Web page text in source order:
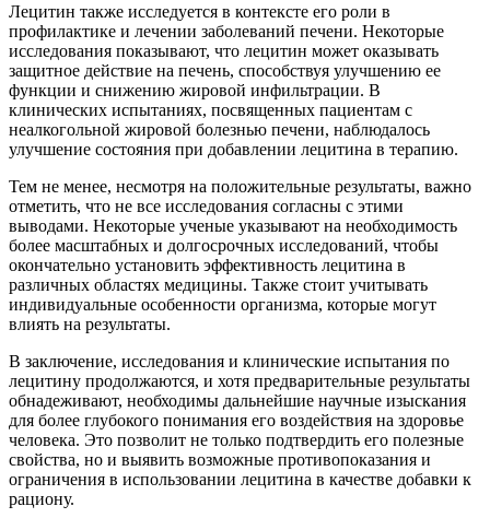
Лецитин также исследуется в контексте его роли в
профилактике и лечении заболеваний печени. Некоторые
исследования показывают, что лецитин может оказывать
защитное действие на печень, способствуя улучшению ее
функции и снижению жировой инфильтрации. В
клинических испытаниях, посвященных пациентам с
неалкогольной жировой болезнью печени, наблюдалось
улучшение состояния при добавлении лецитина в терапию.
Тем не менее, несмотря на положительные результаты, важно
отметить, что не все исследования согласны с этими
выводами. Некоторые ученые указывают на необходимость
более масштабных и долгосрочных исследований, чтобы
окончательно установить эффективность лецитина в
различных областях медицины. Также стоит учитывать
индивидуальные особенности организма, которые могут
влиять на результаты.
В заключение, исследования и клинические испытания по
лецитину продолжаются, и хотя предварительные результаты
обнадеживают, необходимы дальнейшие научные изыскания
для более глубокого понимания его воздействия на здоровье
человека. Это позволит не только подтвердить его полезные
свойства, но и выявить возможные противопоказания и
ограничения в использовании лецитина в качестве добавки к
рациону.